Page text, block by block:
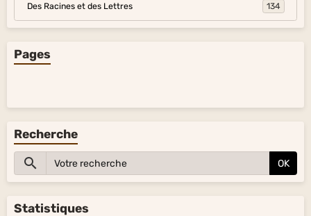
Des Racines et des Lettres 134
Pages
Recherche
OK
Statistiques